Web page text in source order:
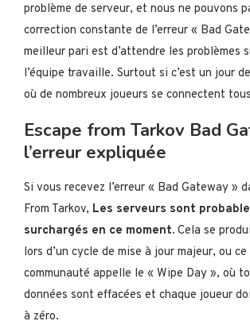
problème de serveur, et nous ne pouvons
correction constante de l’erreur « Bad
meilleur pari est d’attendre les problèmes
l’équipe travaille. Surtout si c’est un jour
où de nombreux joueurs se connectent
Escape from Tarkov Bad
l’erreur expliquée
Si vous recevez l’erreur « Bad Gateway »
From Tarkov, Les serveurs sont
surchargés en ce moment. Cela se
lors d’un cycle de mise à jour majeur, ou
communauté appelle le « Wipe Day », où
données sont effacées et chaque joueur
à zéro.